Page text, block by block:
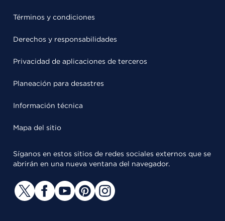
Términos y condiciones
Derechos y responsabilidades
Privacidad de aplicaciones de terceros
Planeación para desastres
Información técnica
Mapa del sitio
Síganos en estos sitios de redes sociales externos que se
abrirán en una nueva ventana del navegador.